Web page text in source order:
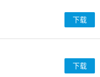
下载
下载